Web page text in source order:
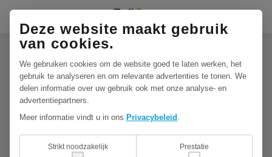
"Een fijne lokale partner
die ons goed begrijpt en
flexibel kan inspelen op
onze behoeften."
Deze website maakt gebruik
van cookies.
We gebruiken cookies om de website goed te laten werken, het
gebruik te analyseren en om relevante advertenties te tonen. We
delen informatie over uw gebruik ook met onze analyse- en
advertentiepartners.
Meer informatie vindt u in ons Privacybeleid .
Strikt noodzakelijk Prestatie